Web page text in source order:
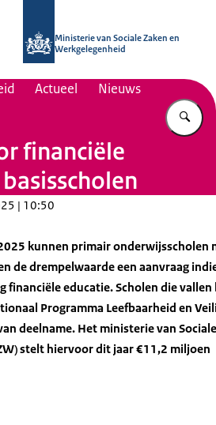
Ministerie van Sociale Zaken en
Werkgelegenheid
Actueel Nieuws
financiële
| 10:50
kunnen primair onderwijsscholen
de drempelwaarde een aanvraag
financiële educatie.Scholen die
Programma Leefbaarheid en
deelname. Het ministerie van
stelt hiervoor dit jaar €11,2 miljoen
beeld van leerlingen die vinger opsteken